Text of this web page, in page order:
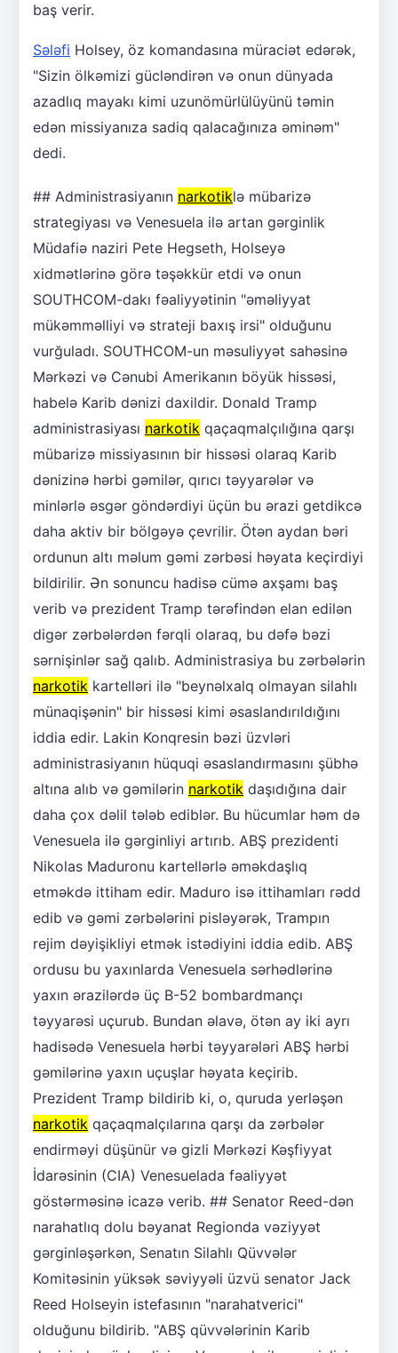
baş verir.
Sələfi Holsey, öz komandasına müraciət edərək,
"Sizin ölkəmizi gücləndirən və onun dünyada
azadlıq mayakı kimi uzunömürlülüyünü təmin
edən missiyanıza sadiq qalacağınıza əminəm"
dedi.
## Administrasiyanın narkotiklə mübarizə
strategiyası və Venesuela ilə artan gərginlik
Müdafiə naziri Pete Hegseth, Holseyə
xidmətlərinə görə təşəkkür etdi və onun
SOUTHCOM-dakı fəaliyyətinin "əməliyyat
mükəmməlliyi və strateji baxış irsi" olduğunu
vurğuladı. SOUTHCOM-un məsuliyyət sahəsinə
Mərkəzi və Cənubi Amerikanın böyük hissəsi,
habelə Karib dənizi daxildir. Donald Tramp
administrasiyası narkotik qaçaqmalçılığına qarşı
mübarizə missiyasının bir hissəsi olaraq Karib
dənizinə hərbi gəmilər, qırıcı təyyarələr və
minlərlə əsgər göndərdiyi üçün bu ərazi getdikcə
daha aktiv bir bölgəyə çevrilir. Ötən aydan bəri
ordunun altı məlum gəmi zərbəsi həyata keçirdiyi
bildirilir. Ən sonuncu hadisə cümə axşamı baş
verib və prezident Tramp tərəfindən elan edilən
digər zərbələrdən fərqli olaraq, bu dəfə bəzi
sərnişinlər sağ qalıb. Administrasiya bu zərbələrin
narkotik kartelləri ilə "beynəlxalq olmayan silahlı
münaqişənin" bir hissəsi kimi əsaslandırıldığını
iddia edir. Lakin Konqresin bəzi üzvləri
administrasiyanın hüquqi əsaslandırmasını şübhə
altına alıb və gəmilərin narkotik daşıdığına dair
daha çox dəlil tələb ediblər. Bu hücumlar həm də
Venesuela ilə gərginliyi artırıb. ABŞ prezidenti
Nikolas Maduronu kartellərlə əməkdaşlıq
etməkdə ittiham edir. Maduro isə ittihamları rədd
edib və gəmi zərbələrini pisləyərək, Trampın
rejim dəyişikliyi etmək istədiyini iddia edib. ABŞ
ordusu bu yaxınlarda Venesuela sərhədlərinə
yaxın ərazilərdə üç B-52 bombardmançı
təyyarəsi uçurub. Bundan əlavə, ötən ay iki ayrı
hadisədə Venesuela hərbi təyyarələri ABŞ hərbi
gəmilərinə yaxın uçuşlar həyata keçirib.
Prezident Tramp bildirib ki, o, quruda yerləşən
narkotik qaçaqmalçılarına qarşı da zərbələr
endirməyi düşünür və gizli Mərkəzi Kəşfiyyat
İdarəsinin (CIA) Venesuelada fəaliyyət
göstərməsinə icazə verib. ## Senator Reed-dən
narahatlıq dolu bəyanat Regionda vəziyyət
gərginləşərkən, Senatın Silahlı Qüvvələr
Komitəsinin yüksək səviyyəli üzvü senator Jack
Reed Holseyin istefasının "narahatverici"
olduğunu bildirib. "ABŞ qüvvələrinin Karib